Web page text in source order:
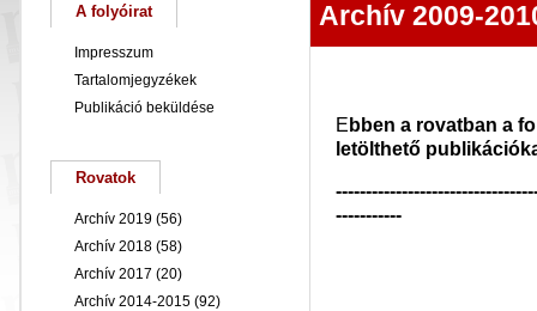
Archív 2009-
Ebben a rovatban a
letölthető
-----------
A folyóirat
Impresszum
Tartalomjegyzékek
Publikáció beküldése
Rovatok
Archív 2019 (56)
Archív 2018 (58)
Archív 2017 (20)
Archív 2014-2015 (92)